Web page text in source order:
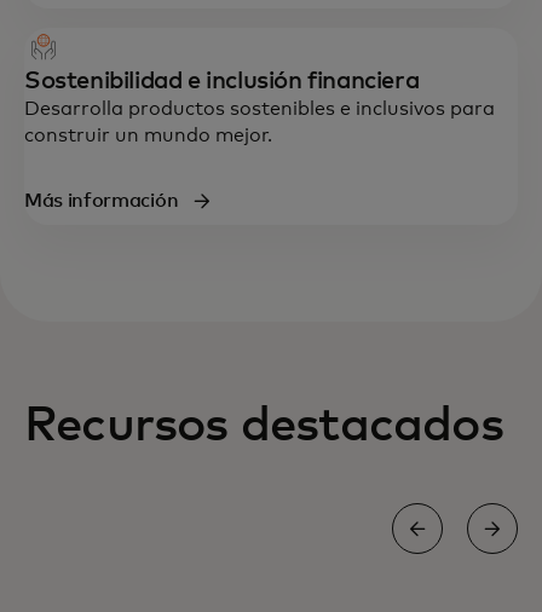
Sostenibilidad e inclusión financiera
Desarrolla productos sostenibles e inclusivos para
construir un mundo mejor.
Más información
Recursos destacados